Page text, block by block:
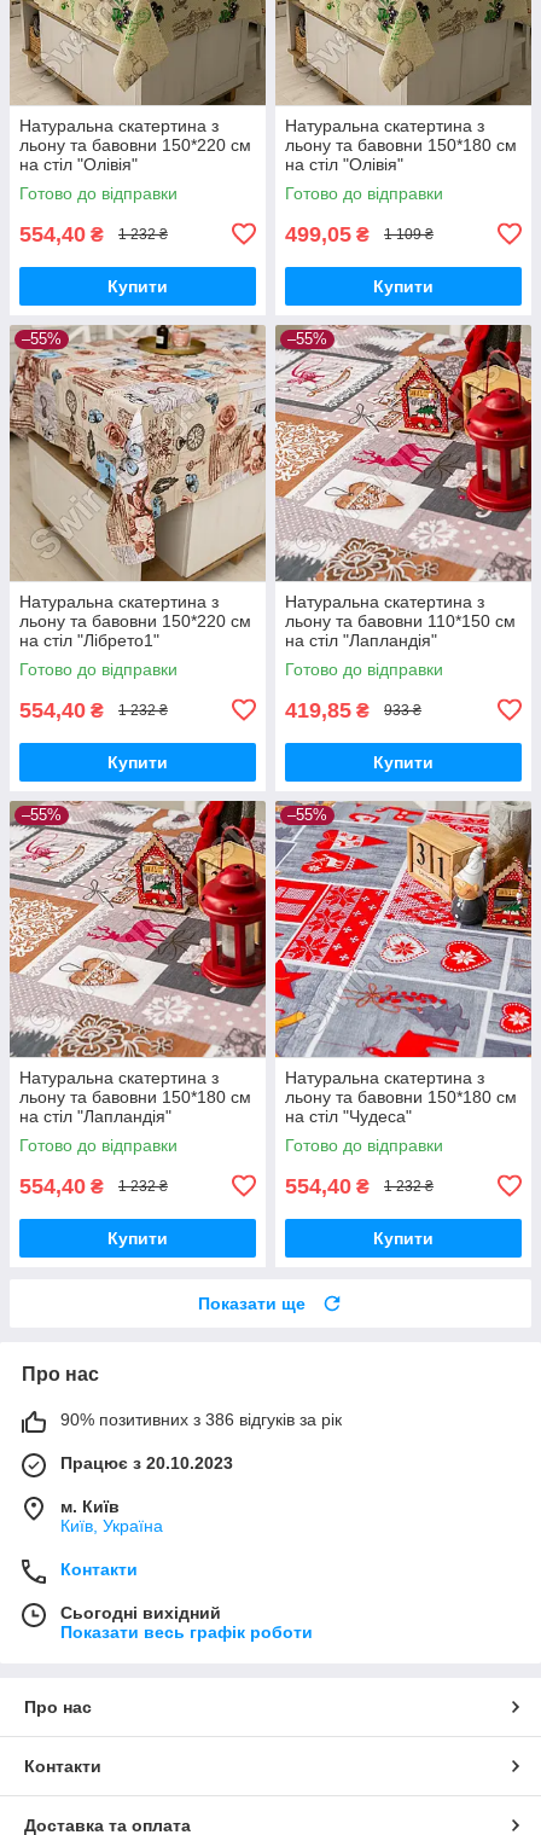
Натуральна скатертина з
льону та бавовни 150*220 см
на стіл "Олівія"
Готово до відправки
554,40 ₴ 1 232 ₴
Купити
Натуральна скатертина з
льону та бавовни 150*180 см
на стіл "Олівія"
Готово до відправки
499,05 ₴ 1 109 ₴
Купити
–55%
Натуральна скатертина з
льону та бавовни 150*220 см
на стіл "Лібрето1"
Готово до відправки
554,40 ₴ 1 232 ₴
Купити
–55%
Натуральна скатертина з
льону та бавовни 110*150 см
на стіл "Лапландія"
Готово до відправки
419,85 ₴ 933 ₴
Купити
–55%
Натуральна скатертина з
льону та бавовни 150*180 см
на стіл "Лапландія"
Готово до відправки
554,40 ₴ 1 232 ₴
Купити
–55%
Натуральна скатертина з
льону та бавовни 150*180 см
на стіл "Чудеса"
Готово до відправки
554,40 ₴ 1 232 ₴
Купити
Показати ще
Про нас
90% позитивних з 386 відгуків за рік
Працює з 20.10.2023
м. Київ
Київ, Україна
Контакти
Сьогодні вихідний
Показати весь графік роботи
Про нас
Контакти
Доставка та оплата